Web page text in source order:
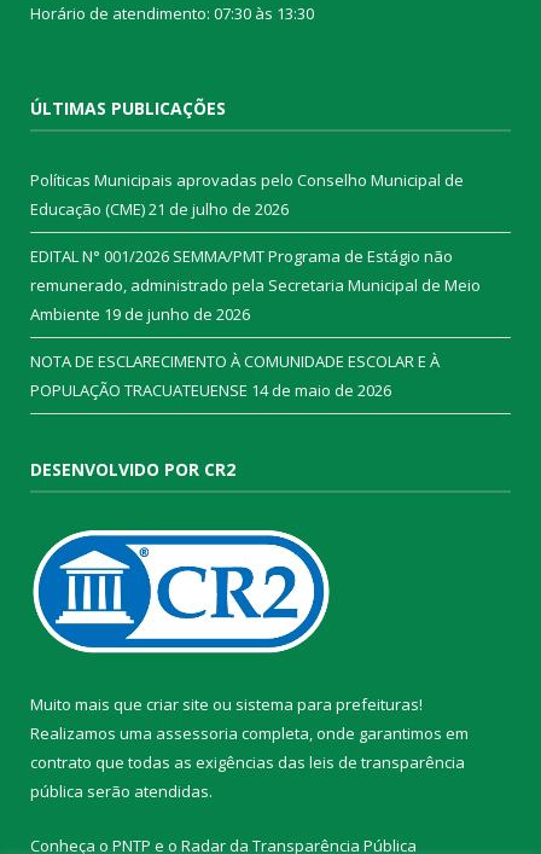
Horário de atendimento: 07:30 às 13:30
ÚLTIMAS PUBLICAÇÕES
Políticas Municipais aprovadas pelo Conselho Municipal de
Educação (CME)21 de julho de 2026
EDITAL N° 001/2026 SEMMA/PMT Programa de Estágio não
remunerado, administrado pela Secretaria Municipal de Meio
Ambiente 19 de junho de 2026
NOTA DE ESCLARECIMENTO À COMUNIDADE ESCOLAR E À
POPULAÇÃO TRACUATEUENSE 14 de maio de 2026
DESENVOLVIDO POR CR2
Muito mais que criar site ou sistema para prefeituras!
Realizamos uma assessoria completa, onde garantimos em
contrato que todas as exigências das leis de transparência
pública serão atendidas.
Conheça o PNTP e o Radar da Transparência Pública